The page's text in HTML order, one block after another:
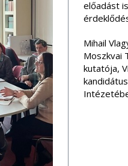
előadást
Mihail
Moszkvai
kutatója,